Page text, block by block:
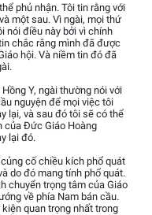
phủ nhận. Tôi tin rằng với
một sau. Vì ngài, mọi thứ
nói điều này bởi vì chính
chắc rằng mình đã được
hội. Và niềm tin đó đã
Y, ngài thường nói với
nguyện để mọi việc tôi
lại, và sau đó tôi sẽ có thể
của Đức Giáo Hoàng
lại đó.
cố chiều kích phổ quát
do đó mang tính phổ quát.
chuyển trọng tâm của Giáo
về phía Nam bán cầu.
quan trọng nhất trong